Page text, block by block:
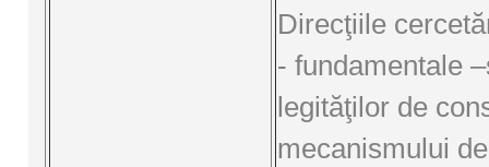
Direcţiile
- fundamentale
legităţilor de
mecanismului